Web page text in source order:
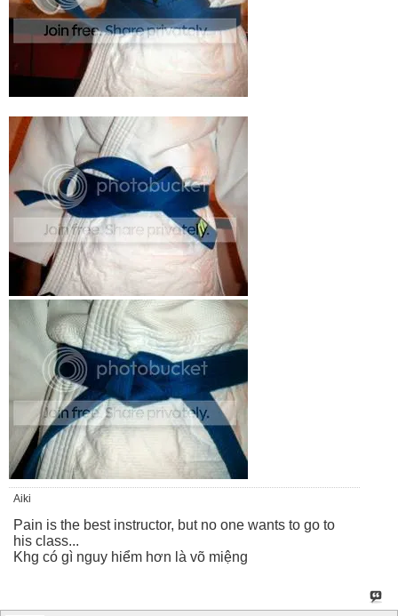
Aiki
Pain is the best instructor, but no one wants to go to
his class...
Khg có gì nguy hiểm hơn là võ miệng